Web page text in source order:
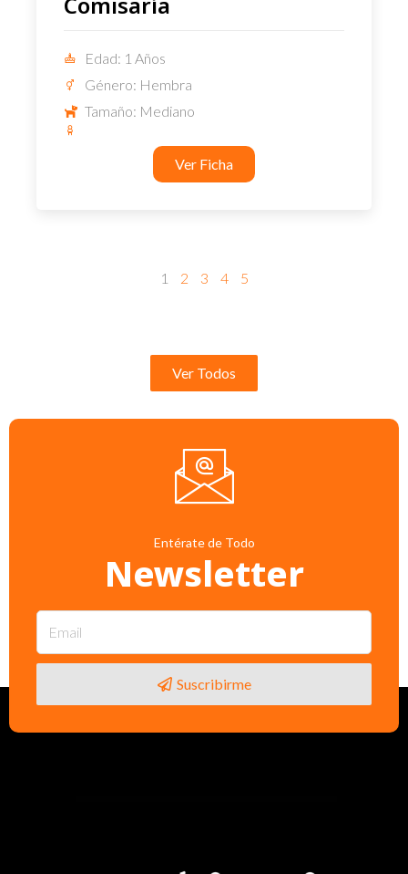
Edad: 1 Años
Género: Hembra
Tamaño: Mediano
Ver Ficha
1 2 3 4 5
Ver Todos
Entérate de Todo
Newsletter
Suscribirme